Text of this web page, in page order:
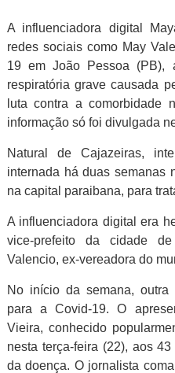
A influenciadora digital
redes sociais como May
19 em João Pessoa (PB),
respiratória grave causada
luta contra a comorbidade
informação só foi divulgada
Natural de Cajazeiras,
internada há duas semanas
na capital paraibana, para
A influenciadora digital era
vice-prefeito da cidade
Valencio, ex-vereadora do
No início da semana,
para a Covid-19. O
Vieira, conhecido
nesta terça-feira (22), aos
da doença. O jornalista